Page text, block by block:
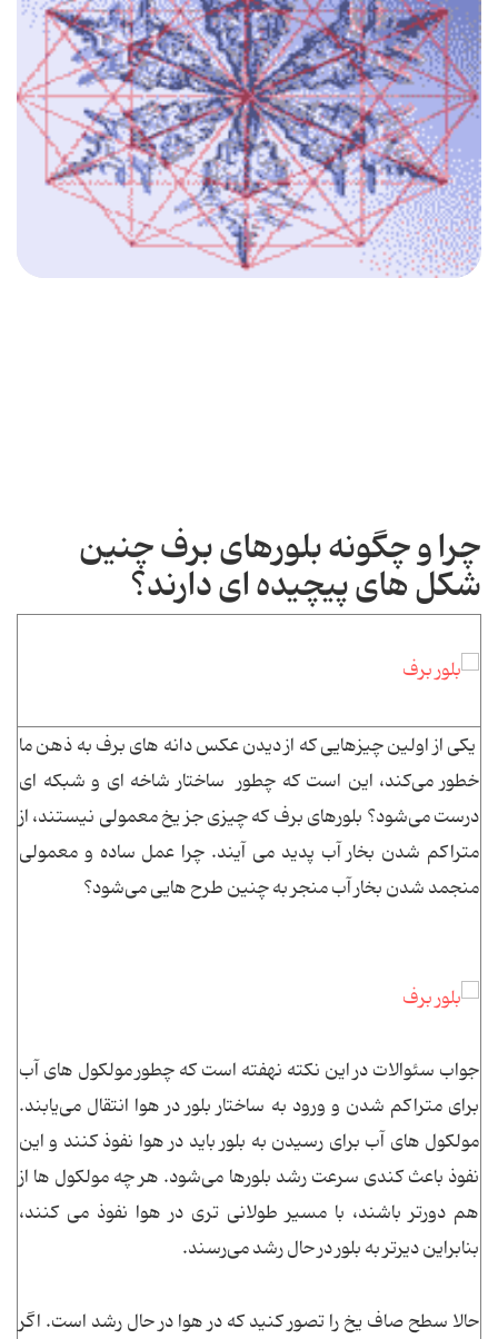
چرا و چگونه بلورهای برف چنین
شکل های پیچیده ای دارند؟
یکی از اولین چیزهایی که از دیدن عکس دانه های برف به ذهن ما
خطور می‌کند، این است که چطور ساختار شاخه ای و شبکه ای
درست می‌شود؟ بلورهای برف که چیزی جز یخ معمولی نیستند، از
متراکم شدن بخار آب پدید می آیند. چرا عمل ساده و معمولی
منجمد شدن بخار آب منجر به چنین طرح هایی می‌شود؟
جواب سئوالات در این نکته نهفته است که چطور مولکول های آب
برای متراکم شدن و ورود به ساختار بلور در هوا انتقال می‌یابند.
مولکول های آب برای رسیدن به بلور باید در هوا نفوذ کنند و این
نفوذ باعث کندی سرعت رشد بلورها می‌شود. هر چه مولکول ها از
هم دورتر باشند، با مسیر طولانی تری در هوا نفوذ می کنند،
بنابراین دیرتر به بلور در حال رشد می‌رسند.
حالا سطح صاف یخ را تصور کنید که در هوا در حال رشد است. اگر